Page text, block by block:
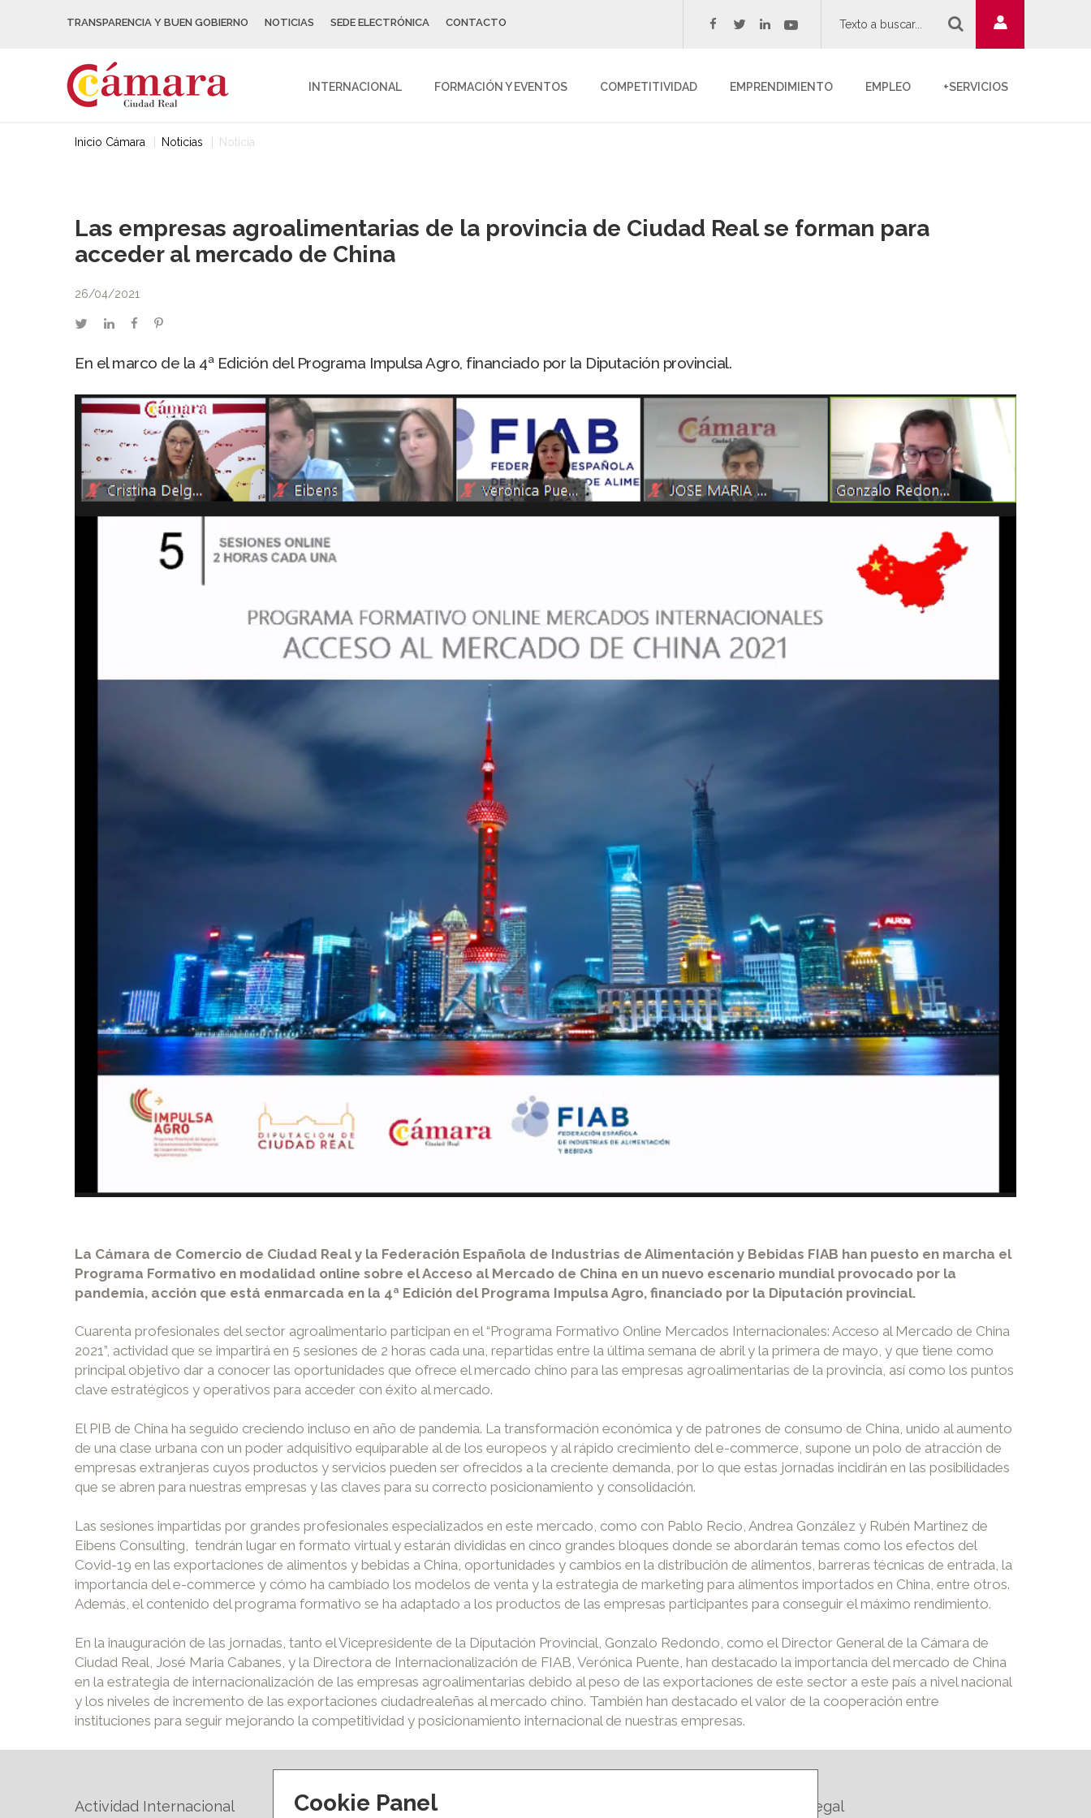
TRANSPARENCIA Y BUEN GOBIERNO NOTICIAS SEDE ELECTRÓNICA CONTACTO facebook
twitterlinkedinyoutube
INTERNACIONAL FORMACIÓN Y EVENTOS COMPETITIVIDAD EMPRENDIMIENTO EMPLEO +SERVICIOS
Inicio Cámara Noticias Noticia
Las empresas agroalimentarias de la provincia de Ciudad Real se forman para
acceder al mercado de China
26/04/2021
twitterlinkedinfacebookpinterest
En el marco de la 4ª Edición del Programa Impulsa Agro, financiado por la Diputación provincial.
La Cámara de Comercio de Ciudad Real y la Federación Española de Industrias de Alimentación y Bebidas FIAB han puesto en marcha el
Programa Formativo en modalidad online sobre el Acceso al Mercado de China en un nuevo escenario mundial provocado por la
pandemia, acción que está enmarcada en la 4ª Edición del Programa Impulsa Agro, financiado por la Diputación provincial.
Cuarenta profesionales del sector agroalimentario participan en el “Programa Formativo Online Mercados Internacionales: Acceso al Mercado de China
2021”, actividad que se impartirá en 5 sesiones de 2 horas cada una, repartidas entre la última semana de abril y la primera de mayo, y que tiene como
principal objetivo dar a conocer las oportunidades que ofrece el mercado chino para las empresas agroalimentarias de la provincia, así como los puntos
clave estratégicos y operativos para acceder con éxito al mercado.
El PIB de China ha seguido creciendo incluso en año de pandemia. La transformación económica y de patrones de consumo de China, unido al aumento
de una clase urbana con un poder adquisitivo equiparable al de los europeos y al rápido crecimiento del e-commerce, supone un polo de atracción de
empresas extranjeras cuyos productos y servicios pueden ser ofrecidos a la creciente demanda, por lo que estas jornadas incidirán en las posibilidades
que se abren para nuestras empresas y las claves para su correcto posicionamiento y consolidación.
Las sesiones impartidas por grandes profesionales especializados en este mercado, como con Pablo Recio, Andrea González y Rubén Martinez de
Eibens Consulting, tendrán lugar en formato virtual y estarán divididas en cinco grandes bloques donde se abordarán temas como los efectos del
Covid-19 en las exportaciones de alimentos y bebidas a China, oportunidades y cambios en la distribución de alimentos, barreras técnicas de entrada, la
importancia del e-commerce y cómo ha cambiado los modelos de venta y la estrategia de marketing para alimentos importados en China, entre otros.
Además, el contenido del programa formativo se ha adaptado a los productos de las empresas participantes para conseguir el máximo rendimiento.
En la inauguración de las jornadas, tanto el Vicepresidente de la Diputación Provincial, Gonzalo Redondo, como el Director General de la Cámara de
Ciudad Real, José Maria Cabanes, y la Directora de Internacionalización de FIAB, Verónica Puente, han destacado la importancia del mercado de China
en la estrategia de internacionalización de las empresas agroalimentarias debido al peso de las exportaciones de este sector a este país a nivel nacional
y los niveles de incremento de las exportaciones ciudadrealeñas al mercado chino. También han destacado el valor de la cooperación entre
instituciones para seguir mejorando la competitividad y posicionamiento internacional de nuestras empresas.
Actividad Internacional Formación y eventos Legal
Cookie Panel